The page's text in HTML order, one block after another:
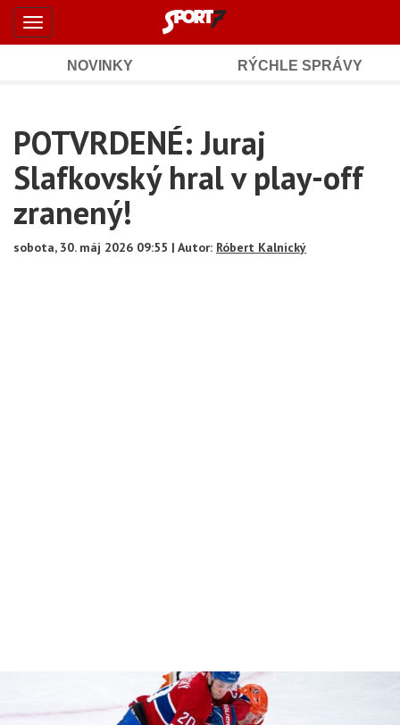
Šport7.sk
-
spravodajstvo
výsledky
Skočiť
hlavný
Toggle
navigation
Navigation
NOVINKY RÝCHLE SPRÁVY
Main
Content
POTVRDENÉ: Juraj
Slafkovský hral v play-off
zranený!
sobota, 30. máj 2026 09:55 | Autor: Róbert Kalnický